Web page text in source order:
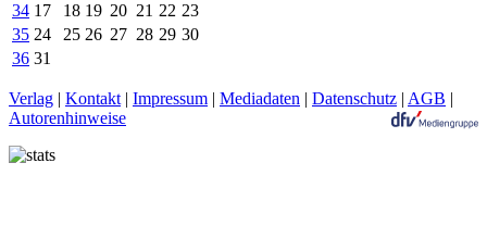
34 17 18 19 20 21 22 23
35 24 25 26 27 28 29 30
36 31
Verlag | Kontakt | Impressum | Mediadaten | Datenschutz | AGB |
Autorenhinweise